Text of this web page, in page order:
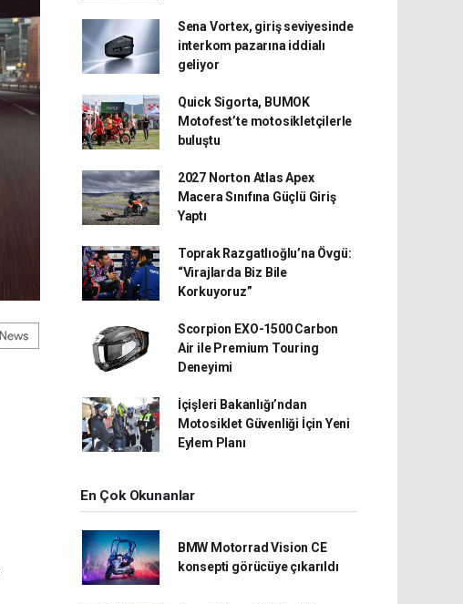
Sena Vortex, giriş seviyesinde
interkom pazarına iddialı
geliyor
Quick Sigorta, BUMOK
Motofest’te motosikletçilerle
buluştu
2027 Norton Atlas Apex
Macera Sınıfına Güçlü Giriş
Yaptı
Toprak Razgatlıoğlu’na Övgü:
“Virajlarda Biz Bile
Korkuyoruz”
Scorpion EXO-1500 Carbon
Air ile Premium Touring
Deneyimi
İçişleri Bakanlığı’ndan
Motosiklet Güvenliği İçin Yeni
Eylem Planı
En Çok Okunanlar
BMW Motorrad Vision CE
konsepti görücüye çıkarıldı